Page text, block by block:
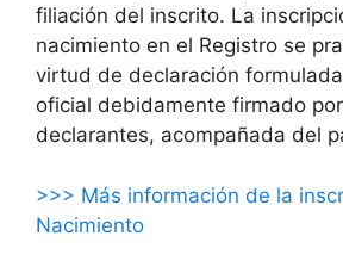
filiación del inscrito. La
nacimiento en el Registro se
virtud de declaración
oficial debidamente firmado
declarantes, acompañada del
>>> Más información de la
Nacimiento